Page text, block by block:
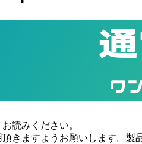
ワ
読みください。
きますようお願いします。製